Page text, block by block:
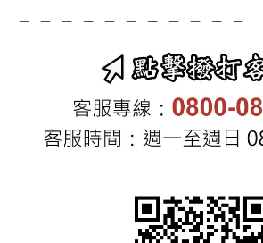
－－－－－－－－－－－